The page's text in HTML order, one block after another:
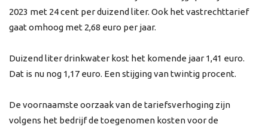
2023 met 24 cent per duizend liter. Ook het vastrechttarief
gaat omhoog met 2,68 euro per jaar.
Duizend liter drinkwater kost het komende jaar 1,41 euro.
Dat is nu nog 1,17 euro. Een stijging van twintig procent.
De voornaamste oorzaak van de tariefsverhoging zijn
volgens het bedrijf de toegenomen kosten voor de